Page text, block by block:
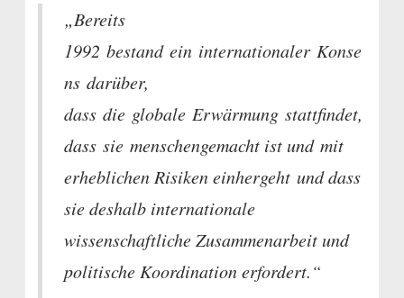
„Bereits
1992 bestand ein internationaler Konse
ns darüber,
dass die globale Erwärmung stattfindet,
dass sie menschengemacht ist und mit
erheblichen Risiken einhergeht und dass
sie deshalb internationale
wissenschaftliche Zusammenarbeit und
politische Koordination erfordert.“